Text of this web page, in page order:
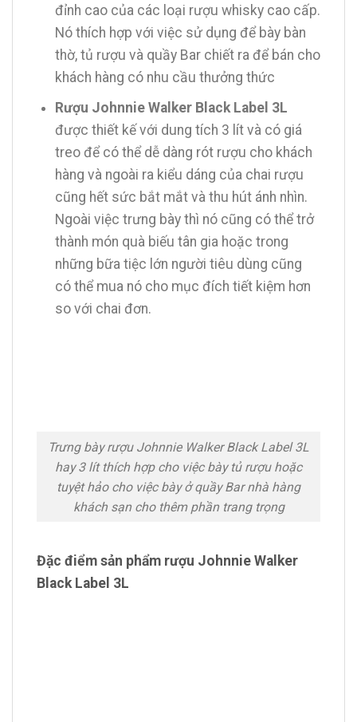
đỉnh cao của các loại rượu whisky cao cấp.
Nó thích hợp với việc sử dụng để bày bàn
thờ, tủ rượu và quầy Bar chiết ra để bán cho
khách hàng có nhu cầu thưởng thức
Rượu Johnnie Walker Black Label 3L
được thiết kế với dung tích 3 lít và có giá
treo để có thể dễ dàng rót rượu cho khách
hàng và ngoài ra kiểu dáng của chai rượu
cũng hết sức bắt mắt và thu hút ánh nhìn.
Ngoài việc trưng bày thì nó cũng có thể trở
thành món quà biếu tân gia hoặc trong
những bữa tiệc lớn người tiêu dùng cũng
có thể mua nó cho mục đích tiết kiệm hơn
so với chai đơn.
Trưng bày rượu Johnnie Walker Black Label 3L
hay 3 lít thích hợp cho việc bày tủ rượu hoặc
tuyệt hảo cho việc bày ở quầy Bar nhà hàng
khách sạn cho thêm phần trang trọng
Đặc điểm sản phẩm rượu Johnnie Walker
Black Label 3L